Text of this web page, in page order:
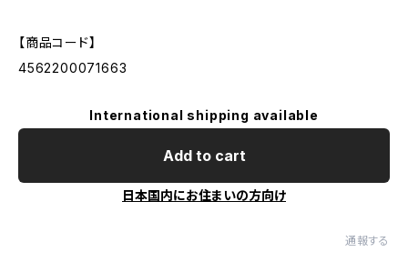
【商品コード】
4562200071663
International shipping available
Add to cart
日本国内にお住まいの方向け
通報する